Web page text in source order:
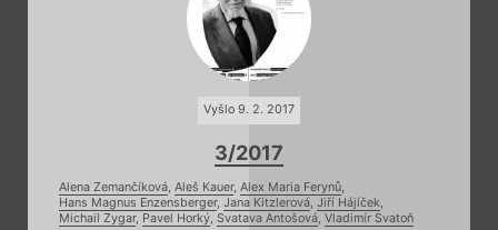
Vyšlo 9. 2. 2017
3/2017
Alena Zemančíková, Aleš Kauer, Alex Maria Ferynů,
Hans Magnus Enzensberger, Jana Kitzlerová, Jiří Hájíček,
Michail Zygar, Pavel Horký, Svatava Antošová, Vladimír Svatoň